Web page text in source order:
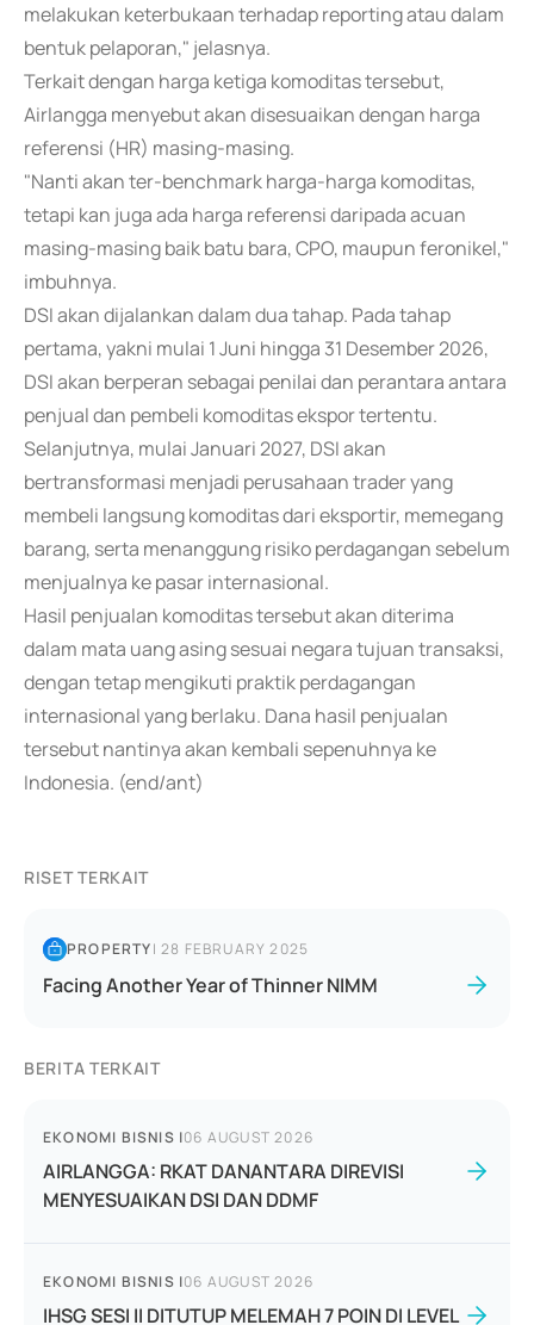
melakukan keterbukaan terhadap reporting atau dalam
bentuk pelaporan," jelasnya.
Terkait dengan harga ketiga komoditas tersebut,
Airlangga menyebut akan disesuaikan dengan harga
referensi (HR) masing-masing.
"Nanti akan ter-benchmark harga-harga komoditas,
tetapi kan juga ada harga referensi daripada acuan
masing-masing baik batu bara, CPO, maupun feronikel,"
imbuhnya.
DSI akan dijalankan dalam dua tahap. Pada tahap
pertama, yakni mulai 1 Juni hingga 31 Desember 2026,
DSI akan berperan sebagai penilai dan perantara antara
penjual dan pembeli komoditas ekspor tertentu.
Selanjutnya, mulai Januari 2027, DSI akan
bertransformasi menjadi perusahaan trader yang
membeli langsung komoditas dari eksportir, memegang
barang, serta menanggung risiko perdagangan sebelum
menjualnya ke pasar internasional.
Hasil penjualan komoditas tersebut akan diterima
dalam mata uang asing sesuai negara tujuan transaksi,
dengan tetap mengikuti praktik perdagangan
internasional yang berlaku. Dana hasil penjualan
tersebut nantinya akan kembali sepenuhnya ke
Indonesia. (end/ant)
RISET TERKAIT
PROPERTY|28 FEBRUARY 2025
Facing Another Year of Thinner NIMM
BERITA TERKAIT
EKONOMI BISNIS |06 AUGUST 2026
AIRLANGGA: RKAT DANANTARA DIREVISI
MENYESUAIKAN DSI DAN DDMF
EKONOMI BISNIS |06 AUGUST 2026
IHSG SESI II DITUTUP MELEMAH 7 POIN DI LEVEL